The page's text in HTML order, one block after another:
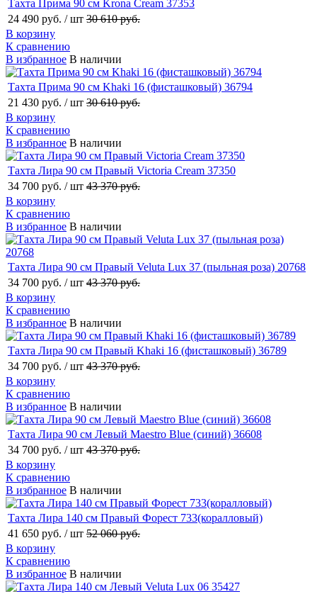
Тахта Прима 90 см Krona Cream 37353
24 490 руб. / шт 30 610 руб.
В корзину
К сравнению
В избранное В наличии
Тахта Прима 90 см Khaki 16 (фисташковый) 36794
21 430 руб. / шт 30 610 руб.
В корзину
К сравнению
В избранное В наличии
Тахта Лира 90 см Правый Victoria Cream 37350
34 700 руб. / шт 43 370 руб.
В корзину
К сравнению
В избранное В наличии
Тахта Лира 90 см Правый Veluta Lux 37 (пыльная роза) 20768
34 700 руб. / шт 43 370 руб.
В корзину
К сравнению
В избранное В наличии
Тахта Лира 90 см Правый Khaki 16 (фисташковый) 36789
34 700 руб. / шт 43 370 руб.
В корзину
К сравнению
В избранное В наличии
Тахта Лира 90 см Левый Maestro Blue (синий) 36608
34 700 руб. / шт 43 370 руб.
В корзину
К сравнению
В избранное В наличии
Тахта Лира 140 см Правый Форест 733(коралловый)
41 650 руб. / шт 52 060 руб.
В корзину
К сравнению
В избранное В наличии